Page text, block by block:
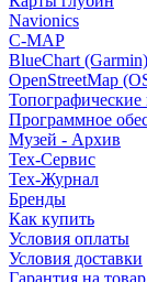
Navionics
C-MAP
BlueChart (Garmin)
OpenStreetMap
Топографические
Программное
Музей - Архив
Tex-Сервис
Тех-Журнал
Бренды
Как купить
Условия оплаты
Условия доставки
Гарантия на товар